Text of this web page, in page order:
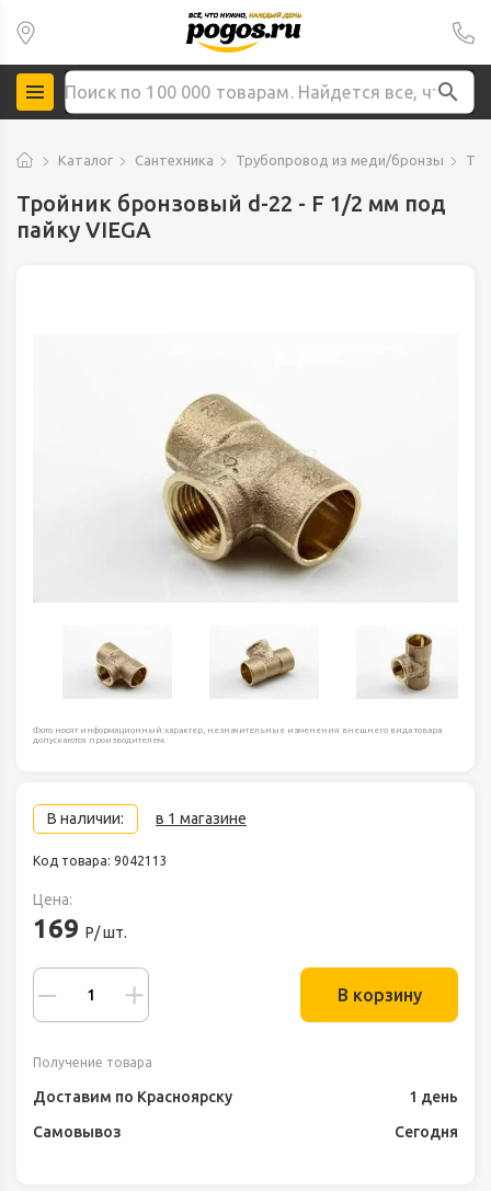
Каталог Сантехника Трубопровод из меди/бронзы
Тройник бронзовый d-22 - F 1/2 мм под
пайку VIEGA
Фото носят информационный характер, незначительные изменения внешнего вида товара
допускаются производителем.
В наличии: в 1 магазине
Код товара: 9042113
Цена:
169 Р/ шт.
В корзину
Получение товара
Доставим по Красноярску
1 день
Самовывоз
Сегодня